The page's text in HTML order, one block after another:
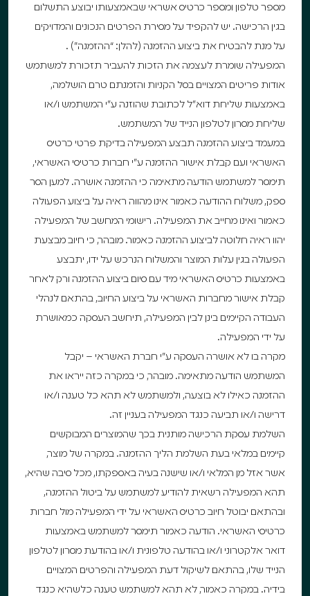
מספר טלפון ומספר כרטיס אשראי שבאמצעותו יבוצע התשלום
בגין הרכישה. יש להקפיד על מסירת הפרטים הנכונים והמדויקים
על מנת להבטיח את ביצוע ההזמנה (להלן: “ההזמנה”) .
המפעילה שומרת לעצמה את הזכות להעביר תזכורת למשתמש
אודות פריטים המצויים בסל הקניות והזמנתם טרם הושלמה,
באמצעות שליחת דוא”ל לכתובת שהוזנה ע”י המשתמש ו/או
שליחת מסרון לטלפון הנייד של המשתמש.
במעמד ביצוע ההזמנה תבצע המפעילה בדיקת פרטי כרטיס
האשראי ועם קבלת אישור ההזמנה ע”י חברות כרטיסי האשראי,
תימסר למשתמש הודעה מתאימה כי ההזמנה אושרה. למען הסר
ספק, משלוח ההודעה כאמור אינו מהווה ראיה על ביצוע הפעולה
כאמור ואינו מחייב את המפעילה. רישומי המחשב של המפעילה
יהוו ראיה חלוטה לביצוע ההזמנה כאמור. מובהר, כי חיוב מבצעת
הפעולה בגין עלות המוצר והמשלוח הנרכש על ידו, יתבצע
באמצעות כרטיס האשראי מיד עם סיום ביצוע ההזמנה ורק לאחר
קבלת אישור מחברות האשראי על ביצוע החיוב, בהתאם לנהלי
העבודה הקיימים בינן לבין המפעילה, תיחשב העסקה כמאושרת
על ידי המפעילה.
מקרה בו לא אושרה העסקה ע”י חברת האשראי – יקבל
המשתמש הודעה מתאימה. מובהר, כי במקרה כזה ייראו את
ההזמנה כאילו לא בוצעה, ולמשתמש לא תהא כל טענה ו/או
דרישה ו/או תביעה כנגד המפעילה בעניין זה.
השלמת עסקת הרכישה מותנית בכך שהמוצרים המבוקשים
קיימים במלאי בעת השלמת הליך ההזמנה. במקרה של מוצר,
אשר אזל מן המלאי ו/או שישנה בעיה באספקתו, מכל סיבה שהיא,
תהא המפעילה רשאית להודיע למשתמש על ביטול ההזמנה,
ובהתאם יבוטל חיוב כרטיס האשראי על ידי המפעילה מול חברות
כרטיסי האשראי. הודעה כאמור תימסר למשתמש באמצעות
דואר אלקטרוני ו/או בהודעה טלפונית ו/או בהודעת מסרון לטלפון
הנייד שלו, בהתאם לשיקול דעת המפעילה והפרטים המצויים
בידיה. במקרה כאמור, לא תהא למשתמש טענה כלשהיא כנגד